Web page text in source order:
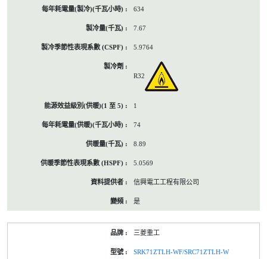
634
7.67
5.9764
R32
1
74
8.89
5.0569
信興電工工程有限公司
是
三菱重工
SRK71ZTLH-WF/SRC71ZTLH-W